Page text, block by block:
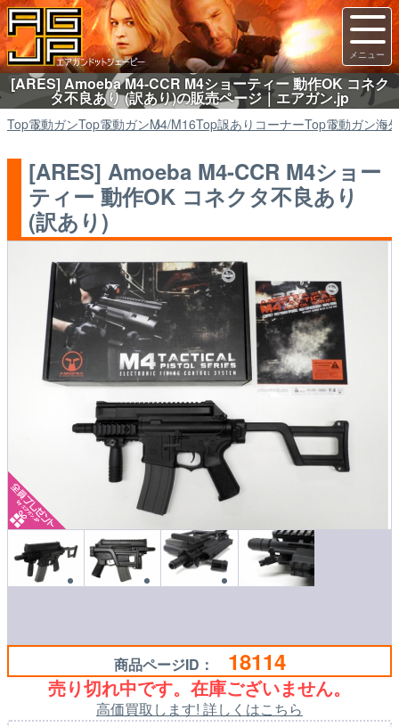
[ARES] Amoeba M4-CCR M4ショーティー 動作OK コネク
タ不良あり (訳あり)の販売ページ｜エアガン.jp
Top電動ガンTop電動ガンM4/M16Top訳ありコーナーTop電動ガン海
[ARES] Amoeba M4-CCR M4ショー
ティー 動作OK コネクタ不良あり
(訳あり)
商品ページID： 18114
売り切れ中です。在庫ございません。
高価買取します! 詳しくはこちら